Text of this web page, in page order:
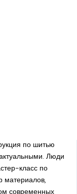
по шитью
Люди
класс по
материалов,
современных